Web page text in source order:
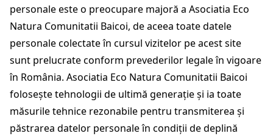
personale este o preocupare majoră a Asociatia Eco
Natura Comunitatii Baicoi, de aceea toate datele
personale colectate în cursul vizitelor pe acest site
sunt prelucrate conform prevederilor legale în vigoare
în România. Asociatia Eco Natura Comunitatii Baicoi
folosește tehnologii de ultimă generație și ia toate
măsurile tehnice rezonabile pentru transmiterea și
păstrarea datelor personale în condiții de deplină